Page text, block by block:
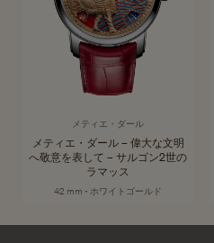
メティエ・ダール
メティエ・ダール – 偉大な文明
へ敬意を表して – サルゴン2世の
ラマッス
42 mm - ホワイトゴールド